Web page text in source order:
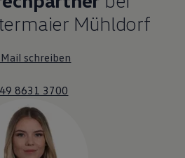
Mühldorf
schreiben
8631 3700